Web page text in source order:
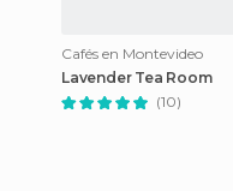
Cafés en Montevideo
Lavender Tea Room
(10)